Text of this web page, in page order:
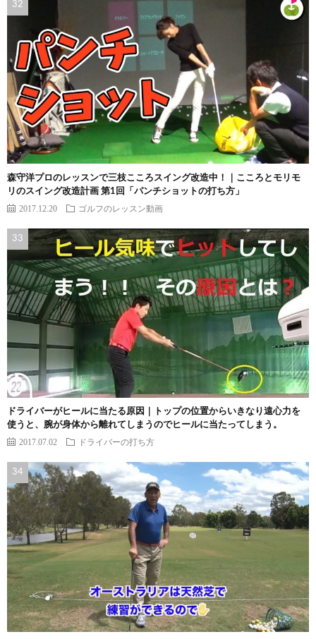
森守洋プロのレッスンで三枝こころスイング改造中！｜こころとモリモ
リのスイング改造計画 第1回「パンチショットの打ち方」
2017.12.20 ゴルフのレッスン動画
ドライバーがヒールに当たる原因｜トップの位置からいきなり遠心力を
使うと、腕が身体から離れてしまうのでヒールに当たってしまう。
2017.07.02 ドライバーの打ち方